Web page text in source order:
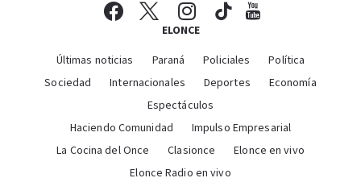
ELONCE
Últimas noticias Paraná Policiales
Política
Sociedad
Internacionales Deportes
Economía
Espectáculos
Haciendo Comunidad
Impulso Empresarial
La Cocina del Once
Clasionce
Elonce en vivo
Elonce Radio en vivo